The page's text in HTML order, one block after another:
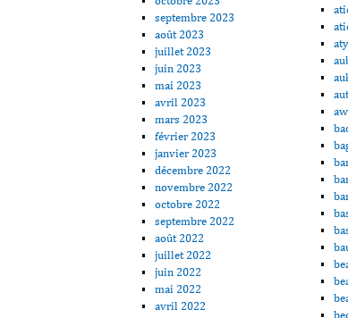
septembre 2023
août 2023
juillet 2023
juin 2023
mai 2023
avril 2023
mars 2023
février 2023
janvier 2023
décembre 2022
novembre 2022
octobre 2022
septembre 2022
août 2022
juillet 2022
juin 2022
mai 2022
avril 2022